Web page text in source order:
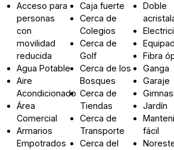
Acceso para
personas
con
movilidad
reducida
Agua Potable
Aire
Acondicionado
Área
Comercial
Armarios
Empotrados
Caja fuerte
Cerca de
Colegios
Cerca de
Golf
Cerca de los
Bosques
Cerca de
Tiendas
Cerca de
Transporte
Cerca del
Doble
Fibra
Ganga
Garaje
Jardín
fácil